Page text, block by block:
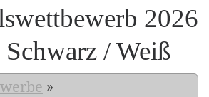
2026
/ Weiß
»